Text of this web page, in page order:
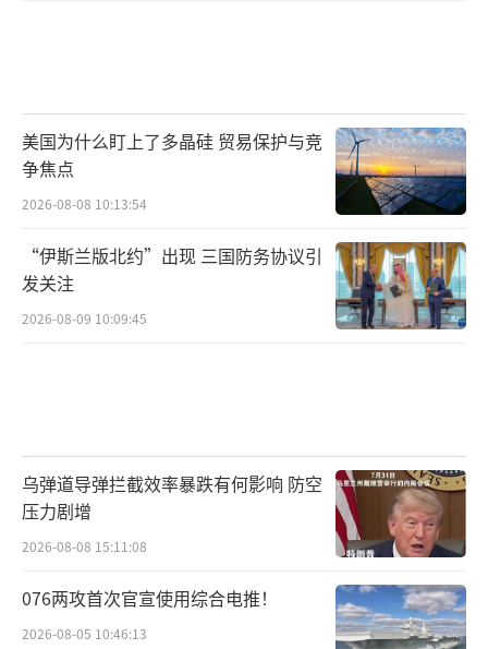
美国为什么盯上了多晶硅 贸易保护与竞
争焦点
2026-08-08 10:13:54
“伊斯兰版北约”出现 三国防务协议引
发关注
2026-08-09 10:09:45
乌弹道导弹拦截效率暴跌有何影响 防空
压力剧增
2026-08-08 15:11:08
076两攻首次官宣使用综合电推！
2026-08-05 10:46:13